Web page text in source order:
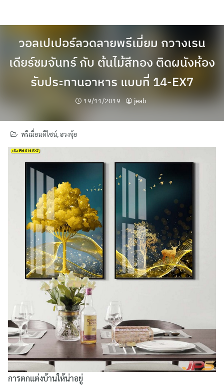
วอลเปเปอร์ลวดลายพรีเมี่ยม กวางเรน
เดียร์ชมจันทร์ กับ ต้นไม้สีทอง ติดผนังห้อง
รับประทานอาหาร แบบที่ 14-EX7
19/11/2019 jeab
พรีเมี่ยมดีไซน์,ฮวงจุ้ย
การตกแต่งบ้านให้น่าอยู่